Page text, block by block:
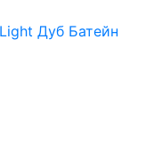
Дуб Батейн